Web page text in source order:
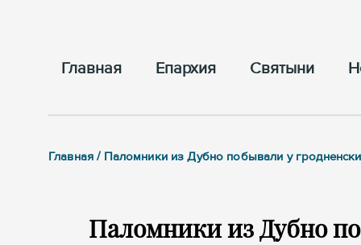
Главная Епархия Cвятыни
Главная / Паломники из Дубно побывали у
Паломники из Дубно